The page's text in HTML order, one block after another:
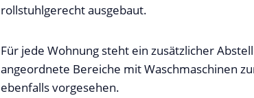
rollstuhlgerecht ausgebaut.
Für jede Wohnung steht ein zusätzlicher
angeordnete Bereiche mit Waschmaschinen
ebenfalls vorgesehen.